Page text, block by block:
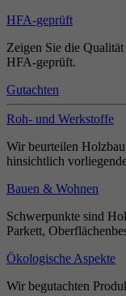
HFA-geprüft
Zeigen Sie die
HFA-geprüft.
Gutachten
Roh- und Werkstoffe
Wir beurteilen
hinsichtlich
Bauen & Wohnen
Schwerpunkte sind
Parkett,
Ökologische Aspekte
Wir begutachten